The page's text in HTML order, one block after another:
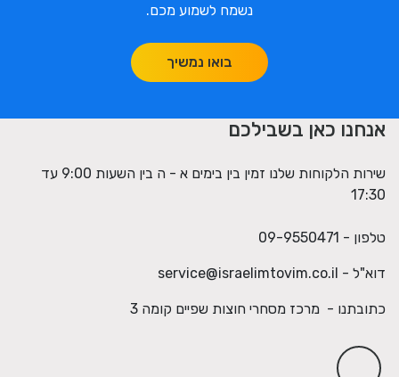
נשמח לשמוע מכם.
בואו נמשיך
אנחנו כאן בשבילכם
שירות הלקוחות שלנו זמין בין בימים א - ה בין השעות 9:00 עד
17:30
טלפון - 09-9550471
דוא"ל - service@israelimtovim.co.il
כתובתנו - מרכז מסחרי חוצות שפיים קומה 3